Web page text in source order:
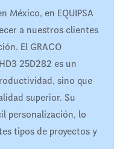
México, en EQUIPSA
a nuestros clientes
El GRACO
25D282 es un
sino que
superior. Su
personalización, lo
tipos de proyectos y